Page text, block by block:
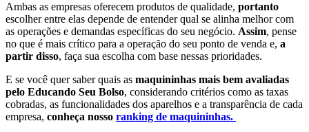
Ambas as empresas oferecem produtos de qualidade, portanto
escolher entre elas depende de entender qual se alinha melhor com
as operações e demandas específicas do seu negócio. Assim, pense
no que é mais crítico para a operação do seu ponto de venda e, a
partir disso, faça sua escolha com base nessas prioridades.
E se você quer saber quais as maquininhas mais bem avaliadas
pelo Educando Seu Bolso, considerando critérios como as taxas
cobradas, as funcionalidades dos aparelhos e a transparência de cada
empresa, conheça nosso ranking de maquininhas.